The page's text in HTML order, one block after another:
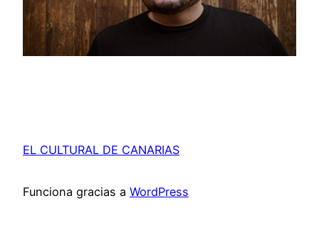
EL CULTURAL DE CANARIAS
Funciona gracias a WordPress